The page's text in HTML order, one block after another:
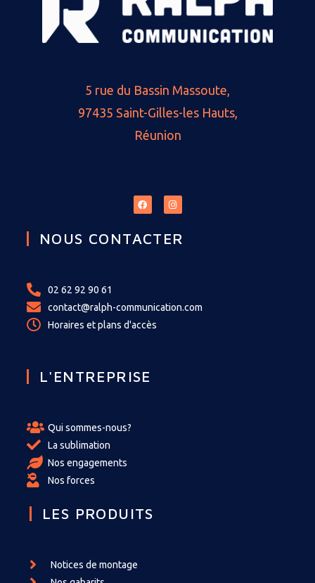
5 rue du Bassin Massoute,
97435 Saint-Gilles-les Hauts,
Réunion
NOUS CONTACTER
02 62 92 90 61
contact@ralph-communication.com
Horaires et plans d'accès
L'ENTREPRISE
Qui sommes-nous?
La sublimation
Nos engagements
Nos forces
LES PRODUITS
Notices de montage